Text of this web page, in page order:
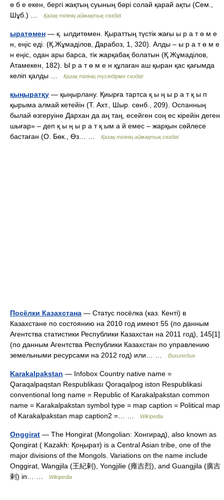
ө б е екен, бергі жақтың суының бәрі солай қарай ақты (Сем.,
Шұб.) …
Қазақ тілінің аймақтық сөздігі
ыратөмен — қ. ылдитөмен. Қыраттың түстік жағы ы р а т ө м е
н, еңіс еді. (Қ.Жұмаділов, Дарабоз, 1, 320). Алды – ы р а т ө м е
н еңіс, одан ары барса, тік жарқабақ болатын (Қ.Жұмаділов,
Атамекен, 182). Ы р а т ө м е н құлаған аш қыран қас қағымда
келіп қалды …
Қазақ тілінің түсіндірме сөздігі
қыңыратқу — қыңырлану. Қиырға тартса қ ы ң ы р а т қ ы п
қырыма алмай кетейін (Т. Ахт., Шыр. сөнб., 209). Оспанның
былай өзгеруіне Дархан да аң таң, есейген соң ес кірейін деген
шығар» – деп қ ы ң ы р а т қ ым а й емес – жарқын сөйлесе
бастаған (О. Бөк., Өз… …
Қазақ тілінің аймақтық сөздігі
Посёлки Казахстана — Статус посёлка (каз. Кенті) в
Казахстане по состоянию на 2010 год имеют 55 (по данным
Агентства статистики Республики Казахстан на 2011 год), 145[1]
(по данным Агентства Республики Казахстан по управлению
земельными ресурсами на 2012 год) или… …
Википедия
Karakalpakstan — Infobox Country native name =
Qaraqalpaqstan Respublikası Qoraqalpog iston Respublikasi
conventional long name = Republic of Karakalpakstan common
name = Karakalpakstan symbol type = map caption = Political map
of Karakalpakstan map caption2 =… …
Wikipedia
Onggirat — The Hongirat (Mongolian: Хонгирад), also known as
Qongirat ( Kazakh: Қоңырат) is a Central Asian tribe, one of the
major divisions of the Mongols. Variations on the name include
Onggirat, Wangjila (王紀剌), Yongjilie (雍吉烈), and Guangjila (廣吉
剌) in… …
Wikipedia